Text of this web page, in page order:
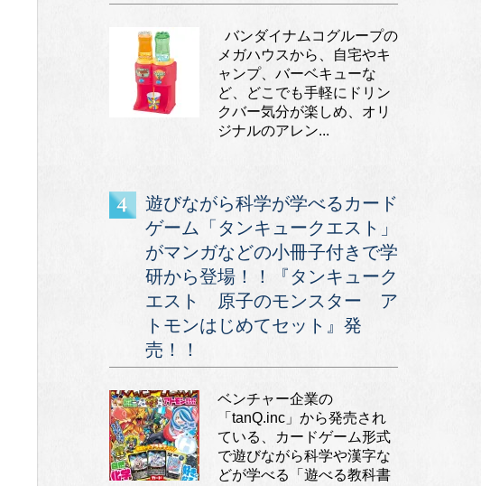
バンダイナムコグループの
メガハウスから、自宅やキ
ャンプ、バーベキューな
ど、どこでも手軽にドリン
クバー気分が楽しめ、オリ
ジナルのアレン...
遊びながら科学が学べるカード
ゲーム「タンキュークエスト」
がマンガなどの小冊子付きで学
研から登場！！『タンキューク
エスト 原子のモンスター ア
トモンはじめてセット』発
売！！
ベンチャー企業の
「tanQ.inc」から発売され
ている、カードゲーム形式
で遊びながら科学や漢字な
どが学べる「遊べる教科書